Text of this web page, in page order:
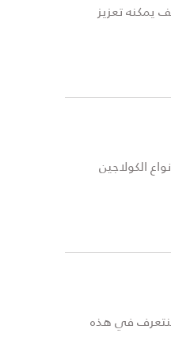
يمكنه تعزيز
الكولاجين
الأول والنوع الثالث. سنتعرف في هذه